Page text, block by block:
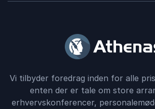
Vi tilbyder foredrag inden for alle
enten der er tale om store
erhvervskonferencer,